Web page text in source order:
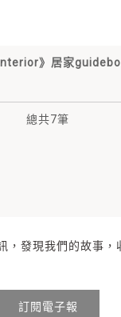
Interior》居家
總共7筆
，發現我們的故事，
訂閱電子報